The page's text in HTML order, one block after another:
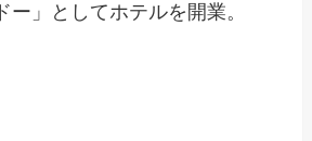
ー」としてホテルを開業。